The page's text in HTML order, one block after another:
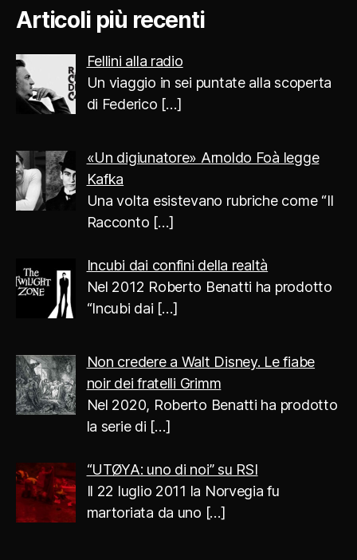
Articoli più recenti
Fellini alla radio
Un viaggio in sei puntate alla scoperta
di Federico […]
«Un digiunatore» Arnoldo Foà legge
Kafka
Una volta esistevano rubriche come “Il
Racconto […]
Incubi dai confini della realtà
Nel 2012 Roberto Benatti ha prodotto
“Incubi dai […]
Non credere a Walt Disney. Le fiabe
noir dei fratelli Grimm
Nel 2020, Roberto Benatti ha prodotto
la serie di […]
“UTØYA: uno di noi” su RSI
Il 22 luglio 2011 la Norvegia fu
martoriata da uno […]